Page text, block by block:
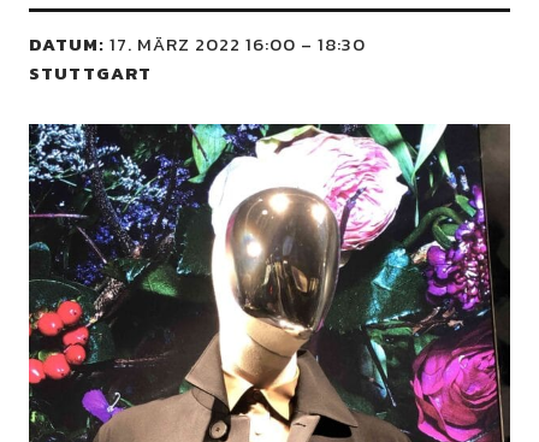
DATUM: 17. MÄRZ 2022 16:00 – 18:30
STUTTGART